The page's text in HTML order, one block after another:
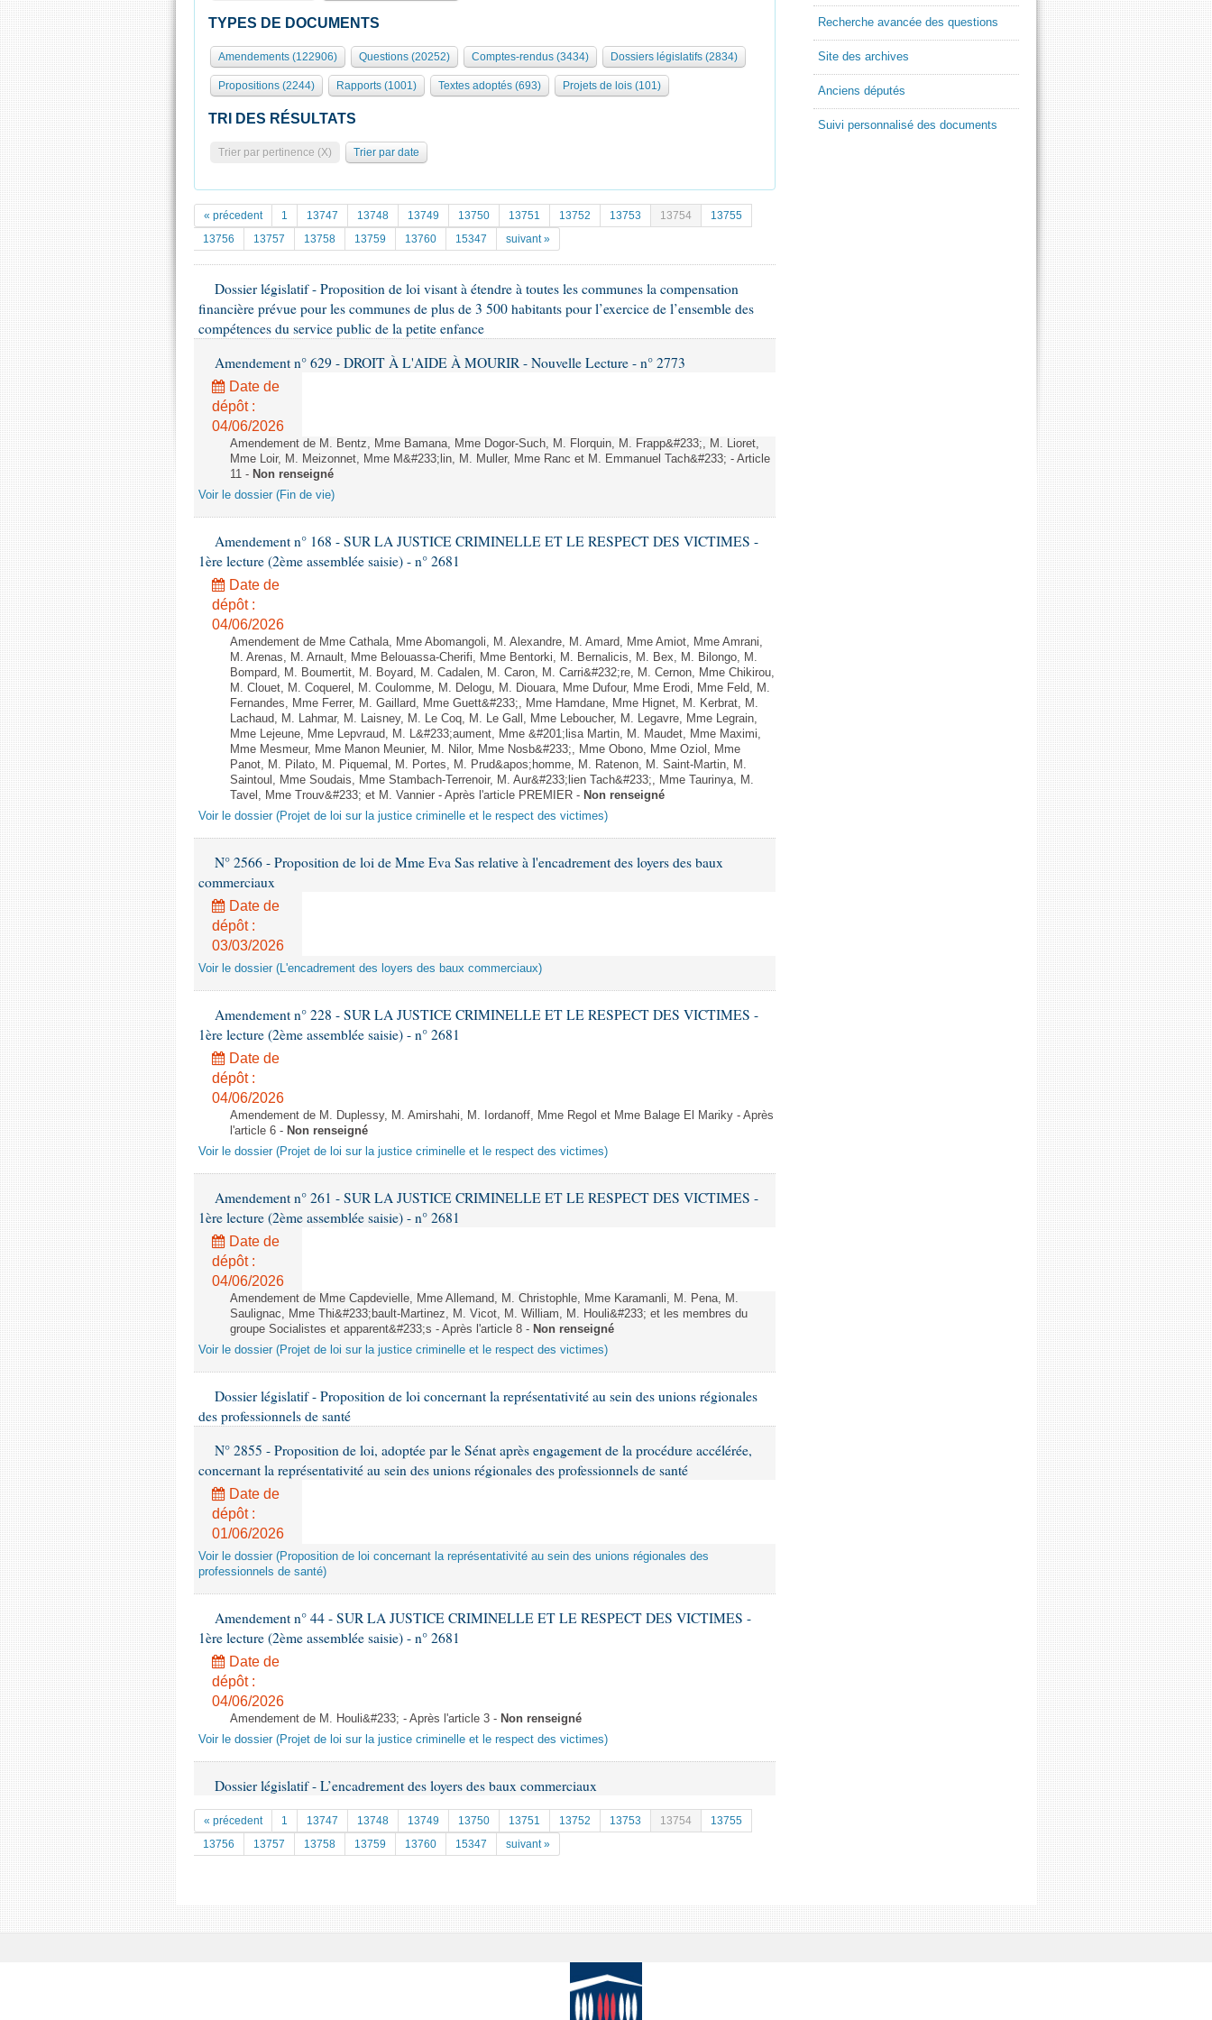
TYPES DE DOCUMENTS
Amendements (122906) Questions (20252) Comptes-rendus (3434) Dossiers législatifs (2834)
Propositions (2244) Rapports (1001) Textes adoptés (693) Projets de lois (101)
TRI DES RÉSULTATS
Trier par pertinence (X) Trier par date
« précedent 1 13747 13748 13749 13750 13751 13752 13753 13754
13755
13756
13757 13758 13759 13760 15347 suivant »
Dossier législatif - Proposition de loi visant à étendre à toutes les communes la compensation
financière prévue pour les communes de plus de 3 500 habitants pour l’exercice de l’ensemble des
compétences du service public de la petite enfance
Amendement n° 629 - DROIT À L'AIDE À MOURIR - Nouvelle Lecture - n° 2773
Date de
dépôt :
04/06/2026
Amendement de M. Bentz, Mme Bamana, Mme Dogor-Such, M. Florquin, M. Frapp&#233;, M. Lioret,
Mme Loir, M. Meizonnet, Mme M&#233;lin, M. Muller, Mme Ranc et M. Emmanuel Tach&#233; - Article
11 - Non renseigné
Voir le dossier (Fin de vie)
Amendement n° 168 - SUR LA JUSTICE CRIMINELLE ET LE RESPECT DES VICTIMES -
1ère lecture (2ème assemblée saisie) - n° 2681
Date de
dépôt :
04/06/2026
Amendement de Mme Cathala, Mme Abomangoli, M. Alexandre, M. Amard, Mme Amiot, Mme Amrani,
M. Arenas, M. Arnault, Mme Belouassa-Cherifi, Mme Bentorki, M. Bernalicis, M. Bex, M. Bilongo, M.
Bompard, M. Boumertit, M. Boyard, M. Cadalen, M. Caron, M. Carri&#232;re, M. Cernon, Mme Chikirou,
M. Clouet, M. Coquerel, M. Coulomme, M. Delogu, M. Diouara, Mme Dufour, Mme Erodi, Mme Feld, M.
Fernandes, Mme Ferrer, M. Gaillard, Mme Guett&#233;, Mme Hamdane, Mme Hignet, M. Kerbrat, M.
Lachaud, M. Lahmar, M. Laisney, M. Le Coq, M. Le Gall, Mme Leboucher, M. Legavre, Mme Legrain,
Mme Lejeune, Mme Lepvraud, M. L&#233;aument, Mme &#201;lisa Martin, M. Maudet, Mme Maximi,
Mme Mesmeur, Mme Manon Meunier, M. Nilor, Mme Nosb&#233;, Mme Obono, Mme Oziol, Mme
Panot, M. Pilato, M. Piquemal, M. Portes, M. Prud&apos;homme, M. Ratenon, M. Saint-Martin, M.
Saintoul, Mme Soudais, Mme Stambach-Terrenoir, M. Aur&#233;lien Tach&#233;, Mme Taurinya, M.
Tavel, Mme Trouv&#233; et M. Vannier - Après l'article PREMIER - Non renseigné
Voir le dossier (Projet de loi sur la justice criminelle et le respect des victimes)
N° 2566 - Proposition de loi de Mme Eva Sas relative à l'encadrement des loyers des baux
commerciaux
Date de
dépôt :
03/03/2026
Voir le dossier (L'encadrement des loyers des baux commerciaux)
Amendement n° 228 - SUR LA JUSTICE CRIMINELLE ET LE RESPECT DES VICTIMES -
1ère lecture (2ème assemblée saisie) - n° 2681
Date de
dépôt :
04/06/2026
Amendement de M. Duplessy, M. Amirshahi, M. Iordanoff, Mme Regol et Mme Balage El Mariky - Après
l'article 6 - Non renseigné
Voir le dossier (Projet de loi sur la justice criminelle et le respect des victimes)
Amendement n° 261 - SUR LA JUSTICE CRIMINELLE ET LE RESPECT DES VICTIMES -
1ère lecture (2ème assemblée saisie) - n° 2681
Date de
dépôt :
04/06/2026
Amendement de Mme Capdevielle, Mme Allemand, M. Christophle, Mme Karamanli, M. Pena, M.
Saulignac, Mme Thi&#233;bault-Martinez, M. Vicot, M. William, M. Houli&#233; et les membres du
groupe Socialistes et apparent&#233;s - Après l'article 8 - Non renseigné
Voir le dossier (Projet de loi sur la justice criminelle et le respect des victimes)
Dossier législatif - Proposition de loi concernant la représentativité au sein des unions régionales
des professionnels de santé
N° 2855 - Proposition de loi, adoptée par le Sénat après engagement de la procédure accélérée,
concernant la représentativité au sein des unions régionales des professionnels de santé
Date de
dépôt :
01/06/2026
Voir le dossier (Proposition de loi concernant la représentativité au sein des unions régionales des
professionnels de santé)
Amendement n° 44 - SUR LA JUSTICE CRIMINELLE ET LE RESPECT DES VICTIMES -
1ère lecture (2ème assemblée saisie) - n° 2681
Date de
dépôt :
04/06/2026
Amendement de M. Houli&#233; - Après l'article 3 - Non renseigné
Voir le dossier (Projet de loi sur la justice criminelle et le respect des victimes)
Dossier législatif - L’encadrement des loyers des baux commerciaux
« précedent 1 13747 13748 13749 13750 13751 13752 13753 13754
13755
13756
13757 13758 13759 13760 15347 suivant »
Recherche avancée des questions
Site des archives
Anciens députés
Suivi personnalisé des documents